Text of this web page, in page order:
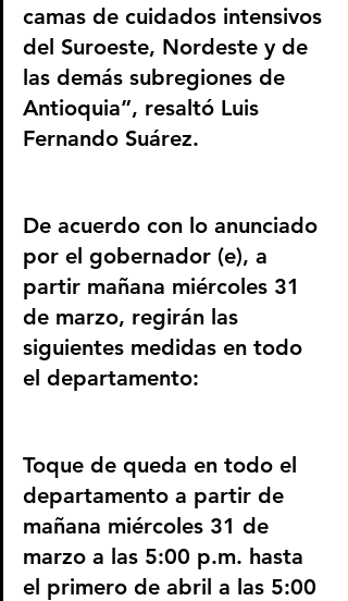
camas de cuidados intensivos
del Suroeste, Nordeste y de
las demás subregiones de
Antioquia”, resaltó Luis
Fernando Suárez.
De acuerdo con lo anunciado
por el gobernador (e), a
partir mañana miércoles 31
de marzo, regirán las
siguientes medidas en todo
el departamento:
Toque de queda en todo el
departamento a partir de
mañana miércoles 31 de
marzo a las 5:00 p.m. hasta
el primero de abril a las 5:00